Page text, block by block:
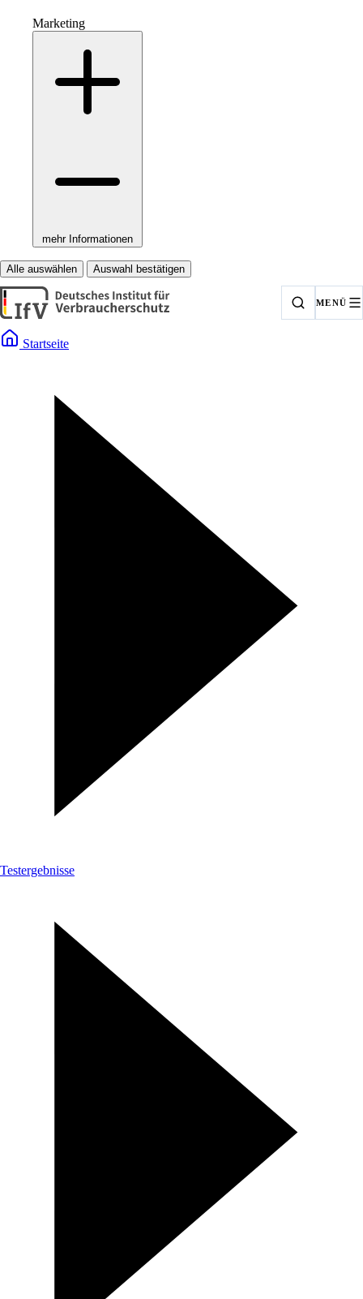
Marketing
mehr Informationen
Alle auswählen Auswahl bestätigen
MENÜ
Startseite
Testergebnisse